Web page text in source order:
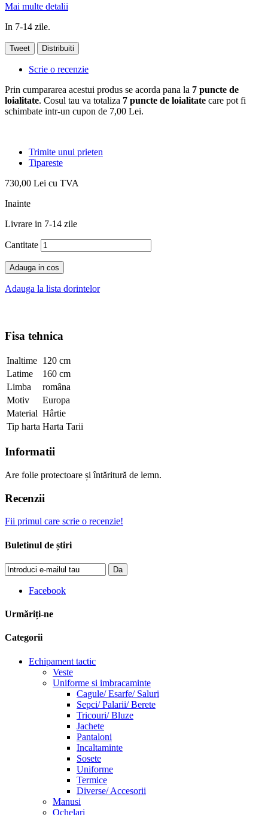
Mai multe detalii
In 7-14 zile.
Tweet Distribuiti
Scrie o recenzie
Prin cumpararea acestui produs se acorda pana la 7 puncte de
loialitate. Cosul tau va totaliza 7 puncte de loialitate care pot fi
schimbate intr-un cupon de 7,00 Lei.
Trimite unui prieten
Tipareste
730,00 Lei cu TVA
Inainte
Livrare in 7-14 zile
Cantitate
Adauga in cos
Adauga la lista dorintelor
Fisa tehnica
Inaltime 120 cm
Latime
160 cm
Limba
româna
Motiv
Europa
Material Hârtie
Tip harta Harta Tarii
Informatii
Are folie protectoare și întăritură de lemn.
Recenzii
Fii primul care scrie o recenzie!
Buletinul de știri
Da
Facebook
Urmăriți-ne
Categorii
Echipament tactic
Veste
Uniforme si imbracaminte
Cagule/ Esarfe/ Saluri
Sepci/ Palarii/ Berete
Tricouri/ Bluze
Jachete
Pantaloni
Incaltaminte
Sosete
Uniforme
Termice
Diverse/ Accesorii
Manusi
Ochelari